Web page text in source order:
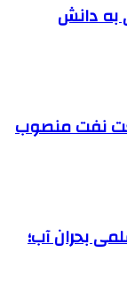
میلیونی به دانش
نفت منصوب
بحران آب؛